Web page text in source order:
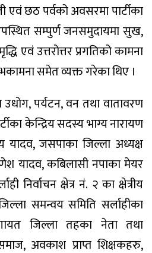
एवं छठ पर्वको अवसरमा पार्टीका
सम्पुर्ण जनसमुदायमा सुख,
एवं उत्तरोत्तर प्रगतिको कामना
समेत व्यक्त गरेका थिए ।
उधोग, पर्यटन, वन तथा वातावरण
केन्द्रिय सदस्य भाग्य नारायण
जसपाका जिल्ला अध्यक्ष
यादव, कबिलासी नपाका मेयर
निर्वाचन क्षेत्र नं. २ का क्षेत्रीय
समन्वय समिति सर्लाहीका
जिल्ला तहका नेता तथा
अवकाश प्राप्त शिक्षकहरु,